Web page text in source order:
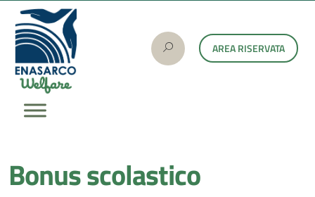
AREA RISERVATA
Bonus scolastico